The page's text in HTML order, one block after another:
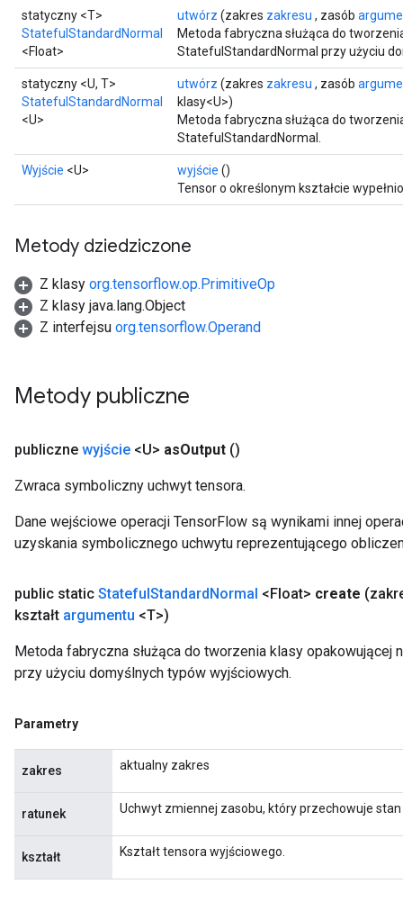
statyczny <T>
StatefulStandardNormal
<Float>
utwórz (zakres zakresu , zasób
Metoda fabryczna służąca do
StatefulStandardNormal przy użyciu
statyczny <U, T>
StatefulStandardNormal
<U>
utwórz (zakres zakresu , zasób
klasy<U>)
Metoda fabryczna służąca do
StatefulStandardNormal.
Wyjście <U> wyjście ()
Tensor o określonym kształcie
Metody dziedziczone
Z klasy org.tensorflow.op.PrimitiveOp
Z klasy java.lang.Object
Z interfejsu org.tensorflow.Operand
Metody publiczne
publiczne wyjście <U> asOutput ()
Zwraca symboliczny uchwyt tensora.
Dane wejściowe operacji TensorFlow są wynikami innej
uzyskania symbolicznego uchwytu reprezentującego
public static StatefulStandardNormal <Float> create
kształt argumentu <T>)
Metoda fabryczna służąca do tworzenia klasy opakowującej
przy użyciu domyślnych typów wyjściowych.
Parametry
zakres aktualny zakres
ratunek Uchwyt zmiennej zasobu, który przechowuje stan
kształt Kształt tensora wyjściowego.